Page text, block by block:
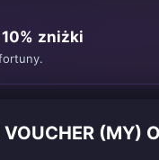
zniżki
(MY)